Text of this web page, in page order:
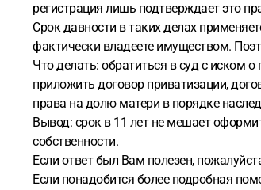
регистрация лишь подтверждает это
Срок давности в таких делах
фактически владеете имуществом.
Что делать: обратиться в суд с иском о
приложить договор приватизации,
права на долю матери в порядке
Вывод: срок в 11 лет не мешает
собственности.
Если ответ был Вам полезен,
Если понадобится более подробная